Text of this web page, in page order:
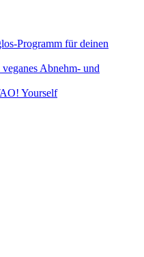
Programm für deinen
Abnehm- und
Yourself